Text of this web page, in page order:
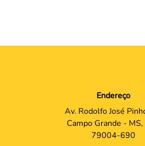
Endereço
Av. Rodolfo José
Campo Grande - MS,
79004-690